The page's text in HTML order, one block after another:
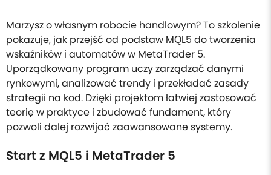
Marzysz o własnym robocie handlowym? To szkolenie
pokazuje, jak przejść od podstaw MQL5 do tworzenia
wskaźników i automatów w MetaTrader 5.
Uporządkowany program uczy zarządzać danymi
rynkowymi, analizować trendy i przekładać zasady
strategii na kod. Dzięki projektom łatwiej zastosować
teorię w praktyce i zbudować fundament, który
pozwoli dalej rozwijać zaawansowane systemy.
Start z MQL5 i MetaTrader 5